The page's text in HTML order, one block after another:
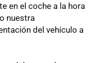
en el coche a la hora
nuestra
del vehículo a